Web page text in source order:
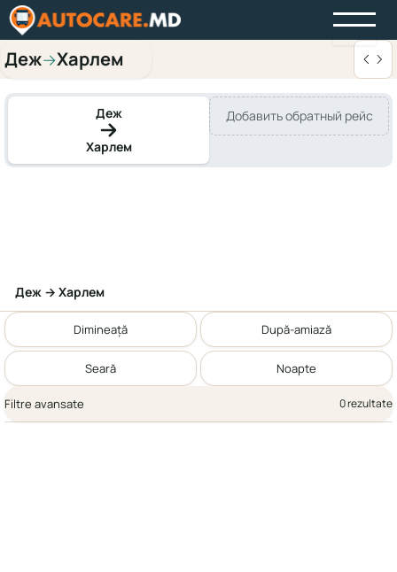
Деж→Харлем
Деж
Харлем
Добавить обратный рейс
Деж → Харлем
Dimineață După-amiază
Seară Noapte
Filtre avansate 0 rezultate